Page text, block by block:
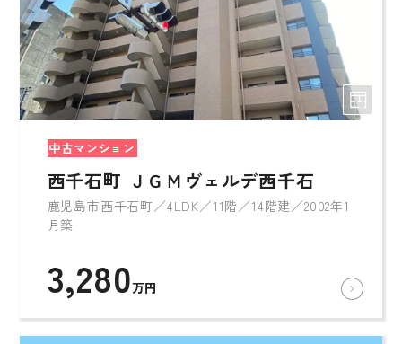
中古マンション
西千石町 ＪＧＭヴェルデ西千石
鹿児島市西千石町／4LDK／11階／14階建／2002年1
月築
3,280万円